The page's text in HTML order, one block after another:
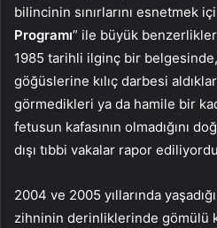
bilincinin sınırlarını esnetmek
Programı” ile büyük
1985 tarihli ilginç bir belgesinde,
göğüslerine kılıç darbesi
görmedikleri ya da hamile bir
fetusun kafasının olmadığını
dışı tıbbi vakalar rapor
2004 ve 2005 yıllarında
zihninin derinliklerinde gömülü